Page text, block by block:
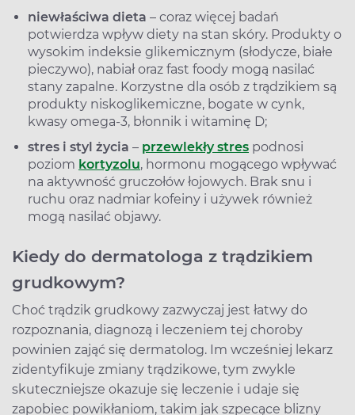
niewłaściwa dieta – coraz więcej badań
potwierdza wpływ diety na stan skóry. Produkty o
wysokim indeksie glikemicznym (słodycze, białe
pieczywo), nabiał oraz fast foody mogą nasilać
stany zapalne. Korzystne dla osób z trądzikiem są
produkty niskoglikemiczne, bogate w cynk,
kwasy omega-3, błonnik i witaminę D;
stres i styl życia – przewlekły stres podnosi
poziom kortyzolu, hormonu mogącego wpływać
na aktywność gruczołów łojowych. Brak snu i
ruchu oraz nadmiar kofeiny i używek również
mogą nasilać objawy.
Kiedy do dermatologa z trądzikiem
grudkowym?
Choć trądzik grudkowy zazwyczaj jest łatwy do
rozpoznania, diagnozą i leczeniem tej choroby
powinien zająć się dermatolog. Im wcześniej lekarz
zidentyfikuje zmiany trądzikowe, tym zwykle
skuteczniejsze okazuje się leczenie i udaje się
zapobiec powikłaniom, takim jak szpecące blizny